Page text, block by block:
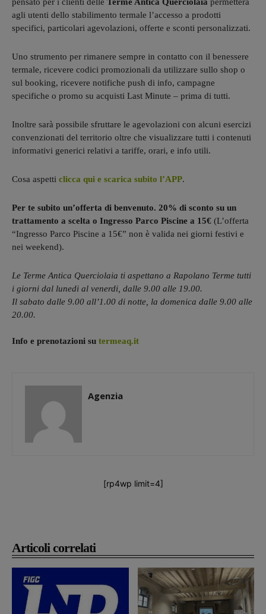
Articoli correlati
pensato per i clienti delle Terme Antica Querciolaia permetterà
agli utenti dello stabilimento termale l’accesso a prodotti
specifici, particolari agevolazioni, offerte e sconti personalizzati.
Uno strumento per rimanere sempre in contatto con il benessere
termale, ricevere codici promozionali da utilizzare sullo shop o
sul booking, ricevere notifiche push di info, campagne
specifiche o promo su acquisti Last Minute – prima di tutti.
Inoltre sarà possibile sfruttare le agevolazioni con alcuni esercizi
convenzionati del territorio oltre che visualizzare tutti i contenuti
informativi generici relativi a tariffe, orari, e info utili.
Cosa aspetti clicca qui e scarica subito l’APP.
Per te subito un’offerta di benvenuto. 20% di sconto su un
trattamento a scelta o Ingresso Parco Piscine a 15€ (L’offerta
“Ingresso Parco Piscine a 15€” non è valida nei giorni festivi e
nei weekend).
Le Terme Antica Querciolaia ti aspettano a Rapolano Terme tutti
i giorni dal lunedi al venerdi, dalle 9.00 alle 19.00.
Il sabato dalle 9.00 all’1.00 di notte, la domenica dalle 9.00 alle
20.00.
Info e prenotazioni su termeaq.it
Agenzia
[rp4wp limit=4]